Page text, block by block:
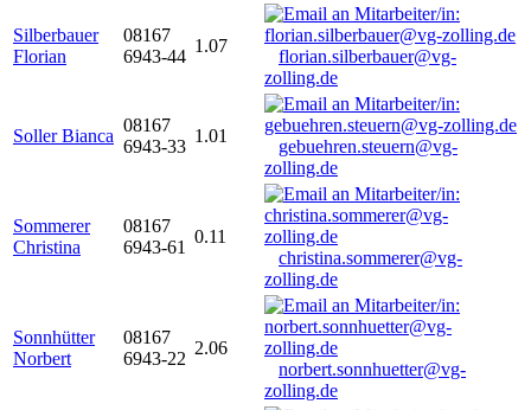
Silberbauer
Florian
08167
6943-44
1.07
florian.silberbauer@vg-
zolling.de
Soller Bianca
08167
6943-33
1.01
gebuehren.steuern@vg-
zolling.de
Sommerer
Christina
08167
6943-61
0.11
christina.sommerer@vg-
zolling.de
Sonnhütter
Norbert
08167
6943-22
2.06
norbert.sonnhuetter@vg-
zolling.de